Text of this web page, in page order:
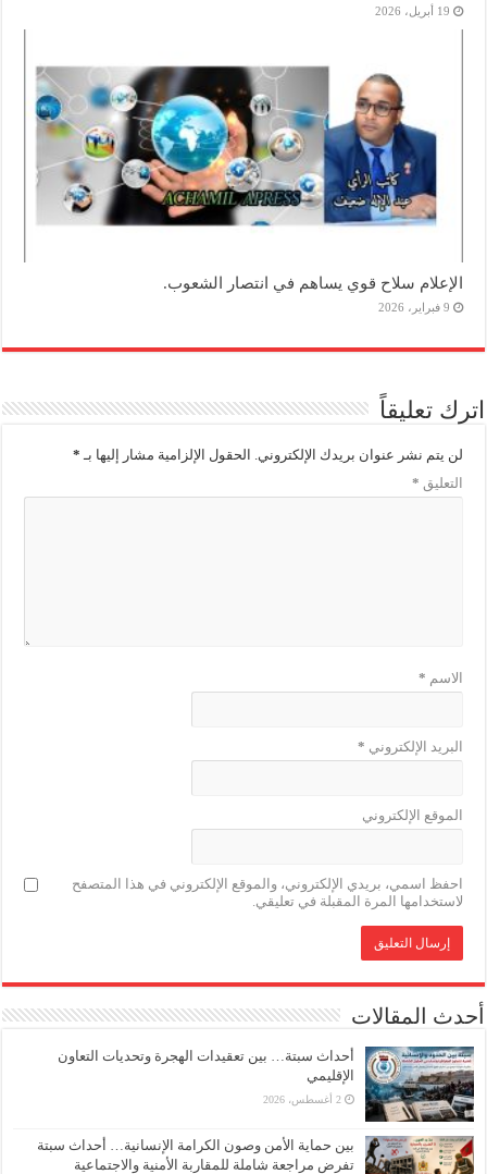
19 أبريل، 2026
الإعلام سلاح قوي يساهم في انتصار الشعوب.
9 فبراير، 2026
اترك تعليقاً
لن يتم نشر عنوان بريدك الإلكتروني. الحقول الإلزامية مشار إليها بـ *
التعليق *
الاسم *
البريد الإلكتروني *
الموقع الإلكتروني
احفظ اسمي، بريدي الإلكتروني، والموقع الإلكتروني في هذا المتصفح
لاستخدامها المرة المقبلة في تعليقي.
أحدث المقالات
أحداث سبتة… بين تعقيدات الهجرة وتحديات التعاون
الإقليمي
2 أغسطس، 2026
بين حماية الأمن وصون الكرامة الإنسانية… أحداث سبتة
تفرض مراجعة شاملة للمقاربة الأمنية والاجتماعية